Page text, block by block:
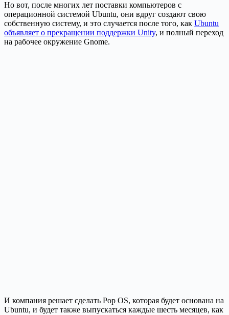
Но вот, после многих лет поставки компьютеров с
операционной системой Ubuntu, они вдруг создают свою
собственную систему, и это случается после того, как Ubuntu
объявляет о прекращении поддержки Unity, и полный переход
на рабочее окружение Gnome.
И компания решает сделать Pop OS, которая будет основана на
Ubuntu, и будет также выпускаться каждые шесть месяцев, как